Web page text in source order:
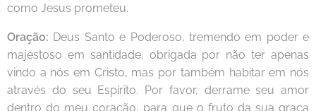
como Jesus prometeu.
Oração: Deus Santo e Poderoso, tremendo em poder e
majestoso em santidade, obrigada por não ter apenas
vindo a nós em Cristo, mas por também habitar em nós
através do seu Espírito. Por favor, derrame seu amor
dentro do meu coração, para que o fruto da sua graça